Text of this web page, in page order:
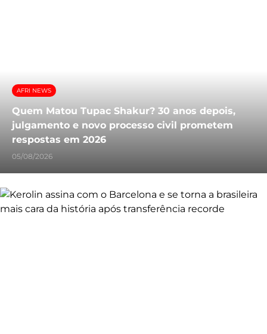
AFRI NEWS
Quem Matou Tupac Shakur? 30 anos depois,
julgamento e novo processo civil prometem
respostas em 2026
05/08/2026